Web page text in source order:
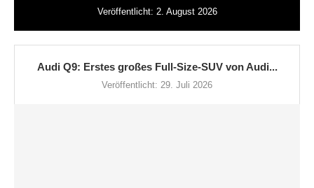
Veröffentlicht: 2. August 2026
Audi Q9: Erstes großes Full-Size-SUV von Audi...
Veröffentlicht: 29. Juli 2026